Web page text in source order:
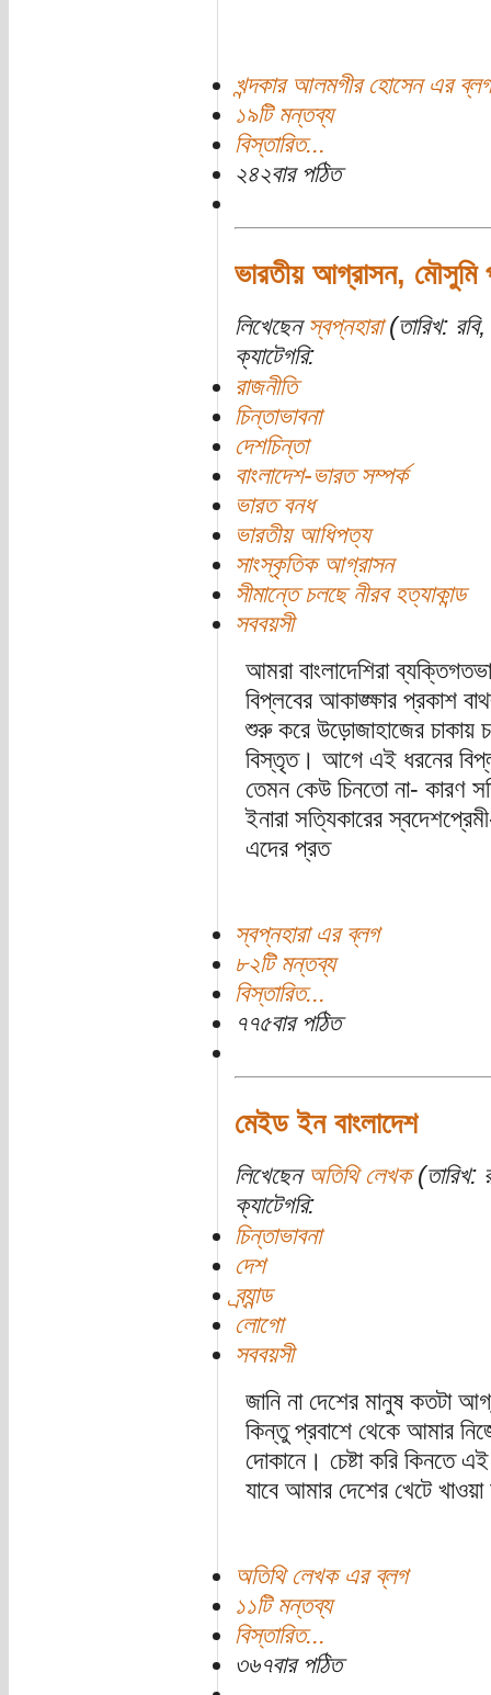
খন্দকার আলমগীর হোসেন এর ব্লগ
১৯টি মন্তব্য
বিস্তারিত...
২৪২বার পঠিত
ভারতীয় আগ্রাসন, মৌসুমি
লিখেছেন স্বপ্নহারা(তারিখ:
ক্যাটেগরি:
রাজনীতি
চিন্তাভাবনা
দেশচিন্তা
বাংলাদেশ-ভারত সম্পর্ক
ভারত বনধ
ভারতীয় আধিপত্য
সাংস্কৃতিক আগ্রাসন
সীমান্তে চলছে নীরব হত্যাকান্ড
সববয়সী
আমরা বাংলাদেশিরা
বিপ্লবের আকাঙ্ক্ষার প্রকাশ
শুরু করে উড়োজাহাজের চাকায়
বিস্তৃত। আগে এই ধরনের
তেমন কেউ চিনতো না- কারণ
ইনারা সত্যিকারের
এদের প্রত
স্বপ্নহারা এর ব্লগ
৮২টি মন্তব্য
বিস্তারিত...
৭৭৫বার পঠিত
মেইড ইন বাংলাদেশ
লিখেছেন অতিথি লেখক(তারিখ:
ক্যাটেগরি:
চিন্তাভাবনা
দেশ
ব্র্যান্ড
লোগো
সববয়সী
জানি না দেশের মানুষ কতটা
কিন্তু প্রবাশে থেকে আমার
দোকানে। চেষ্টা করি কিনতে
যাবে আমার দেশের খেটে
অতিথি লেখক এর ব্লগ
১১টি মন্তব্য
বিস্তারিত...
৩৬৭বার পঠিত